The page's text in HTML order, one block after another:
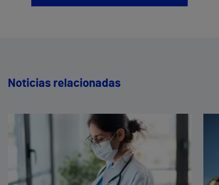
Noticias relacionadas